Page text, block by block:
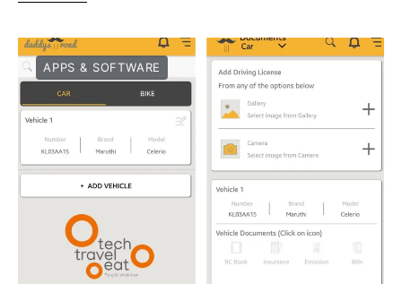
APPS & SOFTWARE